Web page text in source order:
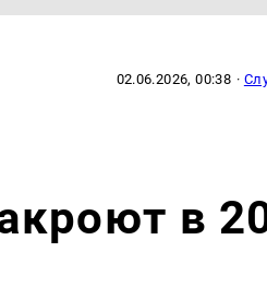
02.06.2026, 00:38 ·
в